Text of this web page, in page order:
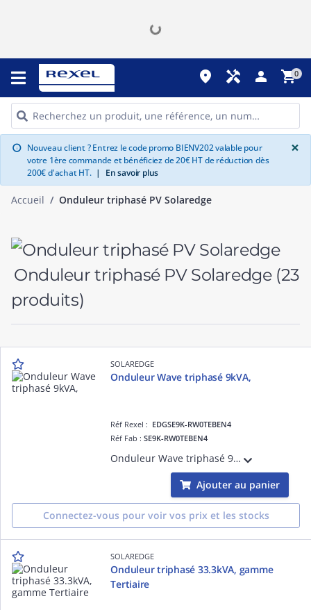
place handyman person shopping_cart0
info Nouveau client ? Entrez le code promo BIENV202 valable pour
votre 1ère commande et bénéficiez de 20€ HT de réduction dès
200€ d'achat HT. | En savoir plus
×
Accueil Onduleur triphasé PV Solaredge
Onduleur triphasé PV Solaredge (23
produits)
SOLAREDGE
Onduleur Wave triphasé 9kVA,
Réf Rexel : EDGSE9K-RW0TEBEN4
Réf Fab :SE9K-RW0TEBEN4
Onduleur Wave triphasé 9kVA, gamme Résidentielle, compatible avec l'écosystème de SolarEdge : Chargeur de VE, et appareils de domotique.
Ajouter au panier
Connectez-vous pour voir vos prix et les stocks
SOLAREDGE
Onduleur triphasé 33.3kVA, gamme
Tertiaire